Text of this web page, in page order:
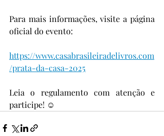
Para mais informações, visite a página
oficial do evento:
https://www.casabrasileiradelivros.com
/prata-da-casa-2025
Leia o regulamento com atenção e
participe! ☺️